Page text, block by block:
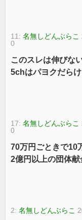
11:名無しどんぶらこ
0
このスレは伸びな
5chはパヨクだら
17:名無しどんぶらこ
0
70万円ごときで10
2億円以上の団体
2:名無しどんぶらこ